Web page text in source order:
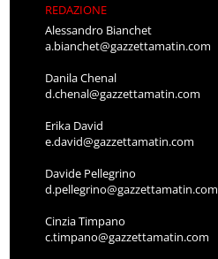
REDAZIONE
Alessandro Bianchet
a.bianchet@gazzettamatin.com
Danila Chenal
d.chenal@gazzettamatin.com
Erika David
e.david@gazzettamatin.com
Davide Pellegrino
d.pellegrino@gazzettamatin.com
Cinzia Timpano
c.timpano@gazzettamatin.com